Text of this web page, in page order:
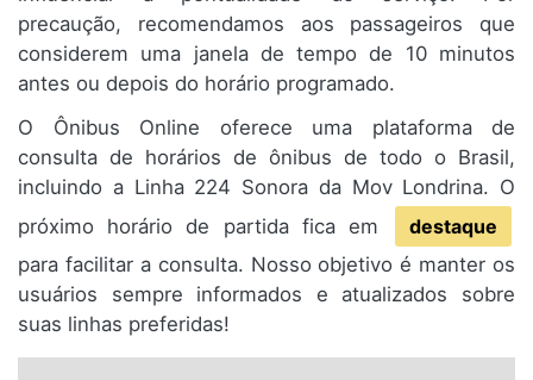
precaução, recomendamos aos passageiros que
considerem uma janela de tempo de 10 minutos
antes ou depois do horário programado.
O Ônibus Online oferece uma plataforma de
consulta de horários de ônibus de todo o Brasil,
incluindo a Linha 224 Sonora da Mov Londrina. O
próximo horário de partida fica em
destaque
para facilitar a consulta. Nosso objetivo é manter os
usuários sempre informados e atualizados sobre
suas linhas preferidas!